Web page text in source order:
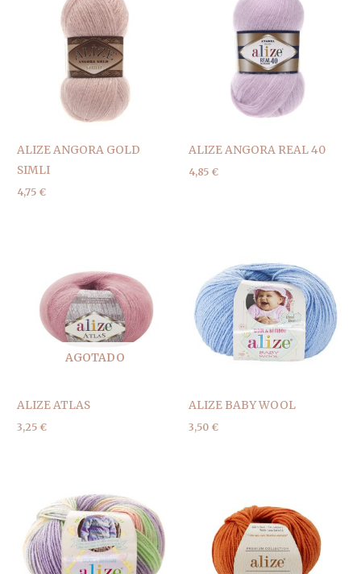
ALIZE ANGORA GOLD
SIMLI
4,75 €
ALIZE ANGORA REAL 40
4,85 €
AGOTADO
ALIZE ATLAS
3,25 €
ALIZE BABY WOOL
3,50 €